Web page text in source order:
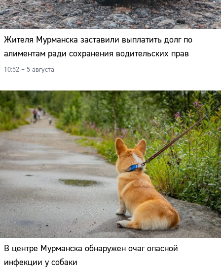
Жителя Мурманска заставили выплатить долг по
алиментам ради сохранения водительских прав
10:52 – 5 августа
В центре Мурманска обнаружен очаг опасной
инфекции у собаки